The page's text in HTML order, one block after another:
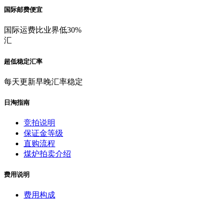
国际邮费便宜
国际运费比业界低30%
汇
超低稳定汇率
每天更新早晚汇率稳定
日淘指南
竞拍说明
保证金等级
直购流程
煤炉拍卖介绍
费用说明
费用构成